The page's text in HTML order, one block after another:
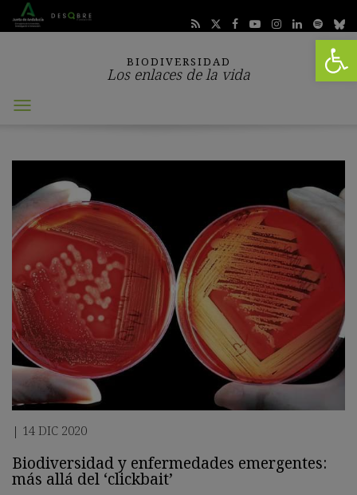
Abrir
BIODIVERSIDAD
Los enlaces de la vida
Abrir
| 14 DIC 2020
Biodiversidad y enfermedades emergentes:
más allá del ‘clickbait’